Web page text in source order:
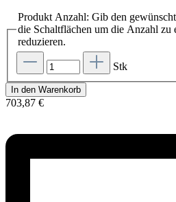
Produkt Anzahl: Gib den
die Schaltflächen um die Anzahl zu
reduzieren.
Stk
In den Warenkorb
703,87 €